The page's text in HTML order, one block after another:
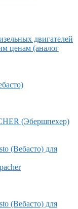
двигателей
ценам (аналог
(Эбершпехер)
(Вебасто) для
(Вебасто) для